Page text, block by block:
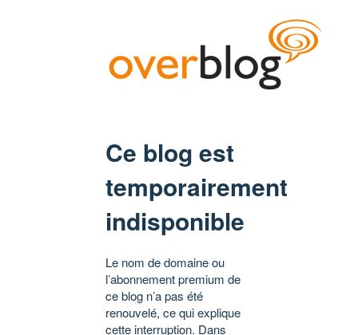
Ce blog est
temporairement
indisponible
Le nom de domaine ou
l’abonnement premium de
ce blog n’a pas été
renouvelé, ce qui explique
cette interruption. Dans